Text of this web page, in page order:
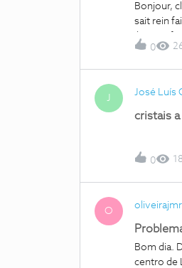
Bonjour,
sait rein
0
J
José Luís
cristais
0
O
oliveirajmr
Bom dia.
centro de